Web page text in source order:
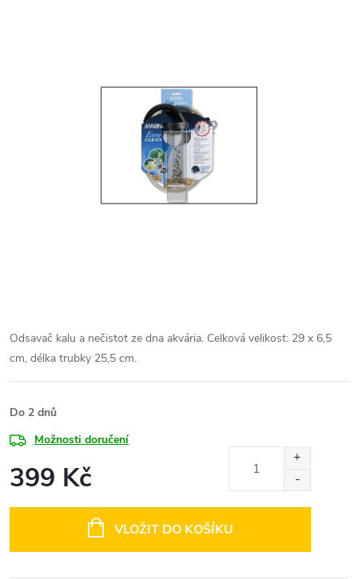
Odsavač kalu a nečistot ze dna akvária. Celková velikost: 29 x 6,5
cm, délka trubky 25,5 cm.
Do 2 dnů
Možnosti doručení
399 Kč
VLOŽIT DO KOŠÍKU